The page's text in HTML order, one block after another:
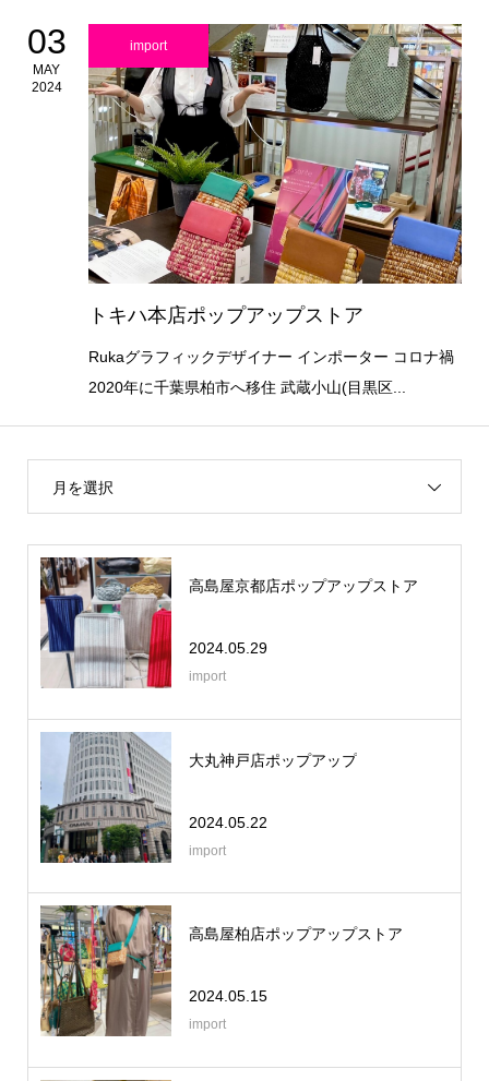
03
MAY
2024
import
トキハ本店ポップアップストア
Rukaグラフィックデザイナー インポーター コロナ禍
2020年に千葉県柏市へ移住 武蔵小山(目黒区...
月を選択
高島屋京都店ポップアップストア
2024.05.29
import
大丸神戸店ポップアップ
2024.05.22
import
高島屋柏店ポップアップストア
2024.05.15
import